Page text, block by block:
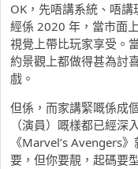
OK，先唔講系統、唔
經係 2020 年，當市面
視覺上帶比玩家享受。
約景觀上都做得甚為討
戲。
但係，而家講緊嘅係成
（演員）嘅樣都已經
《Marvel’s Avengers
要，但你要靚，起碼要